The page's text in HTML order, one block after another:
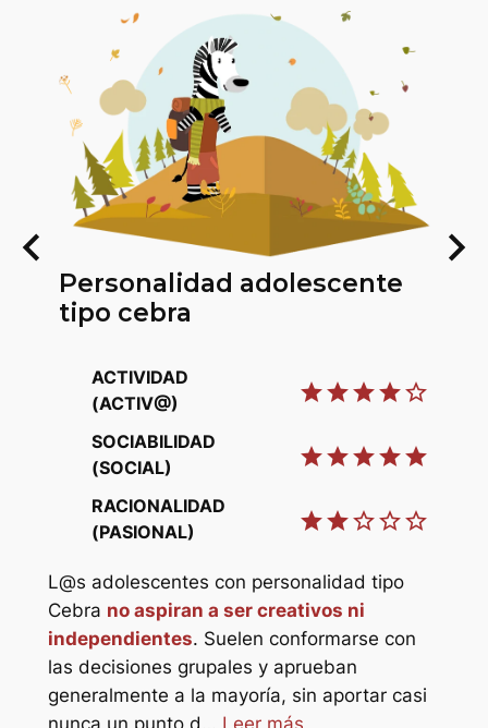
Personalidad adolescente
tipo cebra
ACTIVIDAD
(ACTIV@)
starstarstarstarstar_border
SOCIABILIDAD
(SOCIAL)
starstarstarstarstar
RACIONALIDAD
(PASIONAL)
starstarstar_borderstar_borderstar_border
L@s adolescentes con personalidad tipo
Cebra no aspiran a ser creativos ni
independientes. Suelen conformarse con
las decisiones grupales y aprueban
generalmente a la mayoría, sin aportar casi
keyboard_arrow_left keyboard_arrow_right